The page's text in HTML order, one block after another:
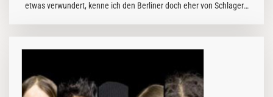
etwas verwundert, kenne ich den Berliner doch eher von Schlagern